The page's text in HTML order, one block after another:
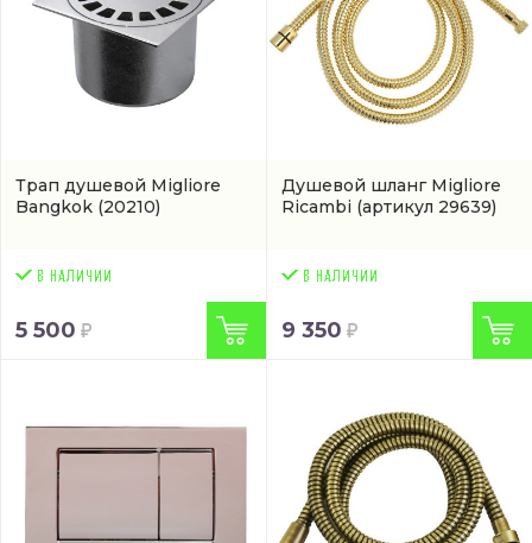
Трап душевой Migliore
Bangkok (20210)
5 500
Душевой шланг Migliore
Ricambi (артикул 29639)
9 350